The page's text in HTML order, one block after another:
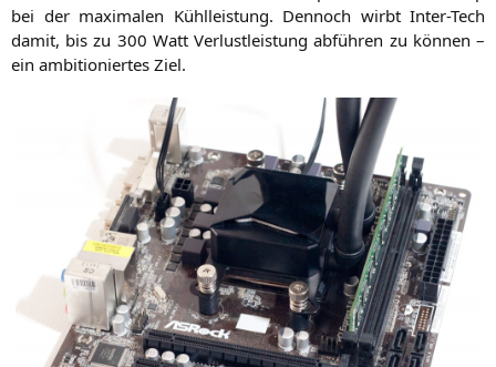
bei der maxi­ma­len Kühl­leis­tung. Den­noch wirbt Inter-Tech
damit, bis zu 300 Watt Ver­lust­leis­tung abfüh­ren zu kön­nen –
ein ambi­tio­nier­tes Ziel.